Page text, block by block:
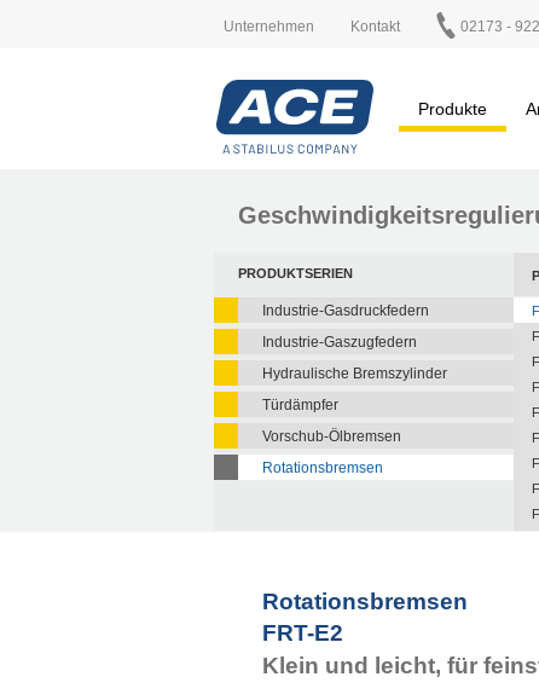
Unternehmen Kontakt 02173 -
Produkte
PRODUKTSERIEN
Industrie-Gasdruckfedern
Industrie-Gaszugfedern
Hydraulische Bremszylinder
Türdämpfer
Vorschub-Ölbremsen
Rotationsbremsen
Rotationsbremsen
FRT-E2
Klein und leicht, für